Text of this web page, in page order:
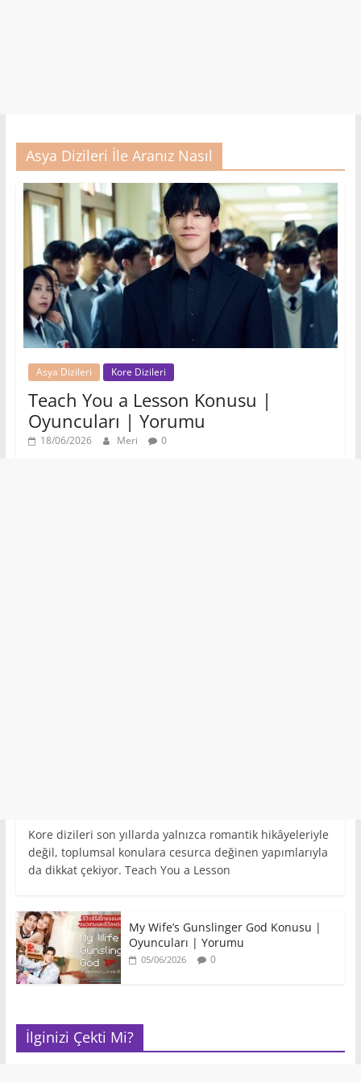
Asya Dizileri İle Aranız Nasıl
Asya Dizileri Kore Dizileri
Teach You a Lesson Konusu |
Oyuncuları | Yorumu
18/06/2026 Meri 0
Kore dizileri son yıllarda yalnızca romantik hikâyeleriyle
değil, toplumsal konulara cesurca değinen yapımlarıyla
da dikkat çekiyor. Teach You a Lesson
My Wife’s Gunslinger God Konusu |
Oyuncuları | Yorumu
05/06/2026 0
İlginizi Çekti Mi?